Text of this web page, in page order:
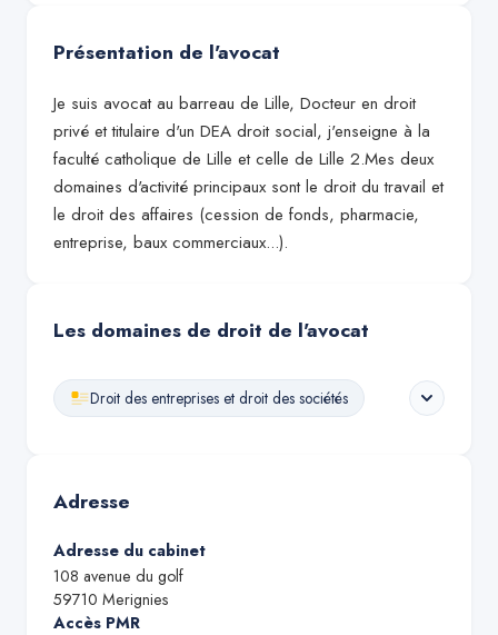
Présentation de l'avocat
Je suis avocat au barreau de Lille, Docteur en droit
privé et titulaire d'un DEA droit social, j'enseigne à la
faculté catholique de Lille et celle de Lille 2.Mes deux
domaines d'activité principaux sont le droit du travail et
le droit des affaires (cession de fonds, pharmacie,
entreprise, baux commerciaux...).
Les domaines de droit de l'avocat
Droit des entreprises et droit des sociétés
Adresse
Adresse du cabinet
108 avenue du golf
59710 Merignies
Accès PMR